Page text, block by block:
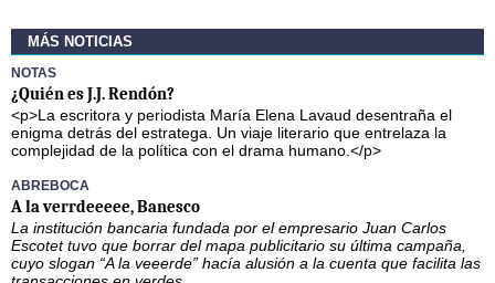
MÁS NOTICIAS
NOTAS
¿Quién es J.J. Rendón?
<p>La escritora y periodista María Elena Lavaud desentraña el
enigma detrás del estratega. Un viaje literario que entrelaza la
complejidad de la política con el drama humano.</p>
ABREBOCA
A la verrdeeeee, Banesco
La institución bancaria fundada por el empresario Juan Carlos
Escotet tuvo que borrar del mapa publicitario su última campaña,
cuyo slogan “A la veeerde” hacía alusión a la cuenta que facilita las